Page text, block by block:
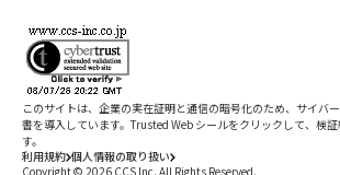
利用規約 個人情報の取り扱い
Copyright © 2026 CCS Inc. All Rights Reserved.
このサイトは、企業の実在証明と通信の暗号化のため、サイバ
書を導入しています。Trusted Web シールをクリックして、検
す。